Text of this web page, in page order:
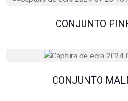
CONJUNTO
CONJUNTO